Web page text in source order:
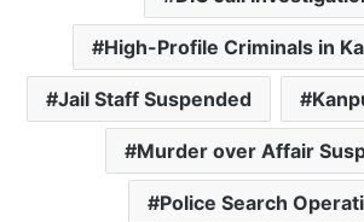
High-Profile Criminals in
Jail Staff Suspended
Murder over Affair
Police Search